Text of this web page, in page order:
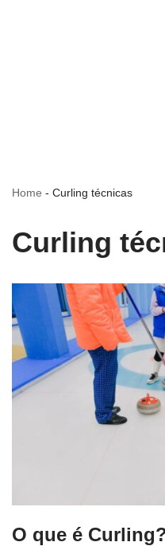
Home - Curling técnicas
Curling
O que é